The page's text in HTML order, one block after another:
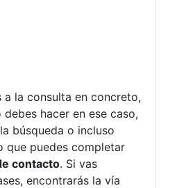
a la consulta en concreto,
hacer en ese caso,
búsqueda o incluso
que puedes completar
contacto. Si vas
encontrarás la vía